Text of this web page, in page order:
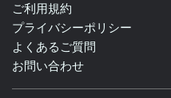
ご利用規約
プライバシーポリシー
よくあるご質問
お問い合わせ